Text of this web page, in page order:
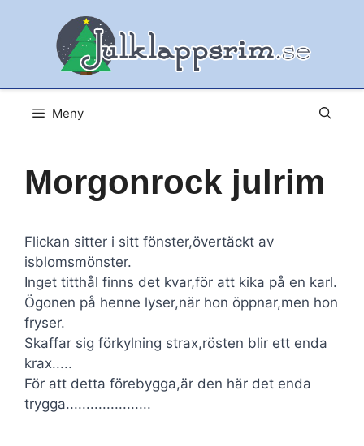
Meny
Morgonrock julrim
Flickan sitter i sitt fönster,övertäckt av
isblomsmönster.
Inget titthål finns det kvar,för att kika på en karl.
Ögonen på henne lyser,när hon öppnar,men hon
fryser.
Skaffar sig förkylning strax,rösten blir ett enda
krax.....
För att detta förebygga,är den här det enda
trygga.....................